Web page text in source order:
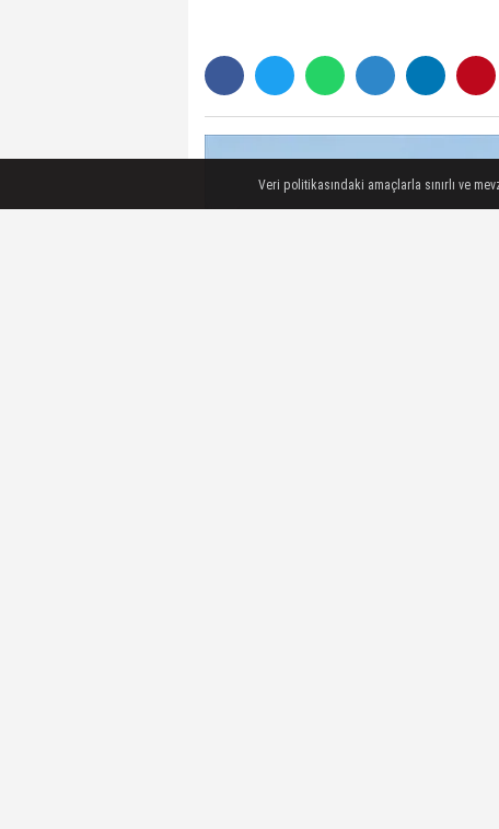
Veri politikasındaki amaçlarla sınırlı ve